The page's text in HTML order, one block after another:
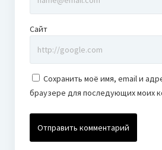
Сайт
Сохранить моё имя, email и
браузере для последующих моих